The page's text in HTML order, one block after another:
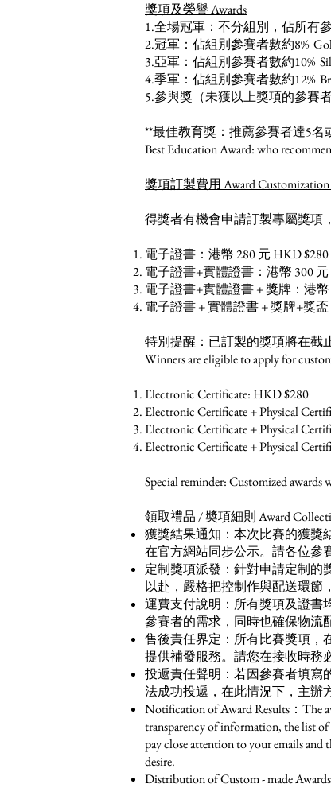
獎項及榮譽 Awards
1.全場冠軍：不分組別，佔所有參
2.冠軍：佔組別參賽者數約8%
3.亞軍：佔組別參賽者數約10%
4.季軍：佔組別參賽者數約12%
5.參與獎（未獲以上獎項的參賽者
**最佳教育獎：推薦參賽者達5
Best Education Award: who
獎項訂製費用 Award Customization
得獎者有機會申請訂製專屬獎項
電子證書：港幣 280 元 HKD $280
電子證書+實體證書：港幣 300 元
電子證書+實體證書 + 獎牌：港幣
電子證書 + 實體證書 + 獎牌+獎
特別提醒：已訂製的獎項將在截
Winners are eligible to apply for
Electronic Certificate: HKD $280
Electronic Certificate + Physical
Electronic Certificate + Physical
Electronic Certificate + Physical
Special reminder: Customized
領取禮品 / 奬項細則 Award
獲獎結果通知：本次比賽的獲獎
在官方網站同步公示。請各位參
定制獎項派發：針對申請定制的
以赴，嚴格把控制作與配送環節
運費支付說明：所有獎項及證書
參賽者的需求，同時也確保物流
售後責任界定：所有比賽獎項，
提供補發服務。請您在接收時務
投遞責任聲明：若因參賽者填寫
法成功投遞，在此情況下，主辦
Notification of Award Results：The
transparency of information, the list
pay close attention to your emails and
desire.
Distribution of Custom - made